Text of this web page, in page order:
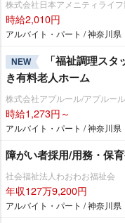
株式会社日本アメニティライ
時給2,010円
アルバイト・パート / 神奈川県
NEW
「福祉調理ス
き有料老人ホーム
株式会社アプルール/アプルー
時給1,273円～
アルバイト・パート / 神奈川県
障がい者採用/用務・保
社会福祉法人わおわお福祉会
年収127万9,200円
アルバイト・パート / 神奈川県